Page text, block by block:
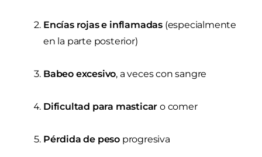
Encías rojas e inflamadas (especialmente
en la parte posterior)
Babeo excesivo, a veces con sangre
Dificultad para masticar o comer
Pérdida de peso progresiva